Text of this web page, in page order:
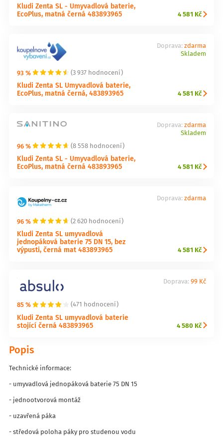
Kludi Zenta SL - Umyvadlová baterie,
EcoPlus, matná černá 483893965 4 581 Kč
93 % (3 937 hodnocení)
Kludi Zenta SL Umyvadlová baterie,
EcoPlus, matná černá, 483893965
Doprava: zdarma
Skladem
4 581 Kč
96 % (8 558 hodnocení)
Kludi Zenta SL - Umyvadlová baterie,
EcoPlus, matná černá 483893965
Doprava: zdarma
Skladem
4 581 Kč
96 % (2 620 hodnocení)
Kludi Zenta SL umyvadlová
jednopáková baterie 75 DN 15, bez
výpusti, černá mat 483893965
Doprava: zdarma
4 581 Kč
85 % (471 hodnocení)
Kludi Zenta SL umyvadlová baterie
stojící černá 483893965
Doprava: 99 Kč
4 580 Kč
Popis
Technické informace:
- umyvadlová jednopáková baterie 75 DN 15
- jednootvorová montáž
- uzavřená páka
- středová poloha páky pro studenou vodu